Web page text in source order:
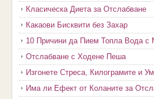
Класическа Диета за Отслабване
Какаови Бисквити без Захар
10 Причини да Пием Топла Вода с
Отслабване с Ходене Пеша
Изгонете Стреса, Килограмите и
Има ли Ефект от Коланите за